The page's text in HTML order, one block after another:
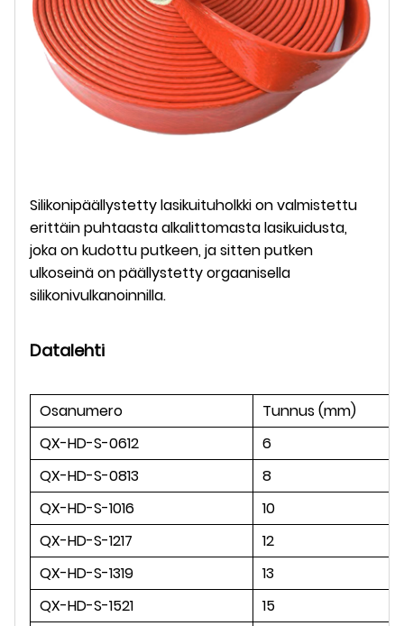
Silikonipäällystetty lasikuituholkki on valmistettu
erittäin puhtaasta alkalittomasta lasikuidusta,
joka on kudottu putkeen, ja sitten putken
ulkoseinä on päällystetty orgaanisella
silikonivulkanoinnilla.
Datalehti
Osanumero
Tunnus (mm)
QX-HD-S-0612
6
QX-HD-S-0813
8
QX-HD-S-1016
10
QX-HD-S-1217
12
QX-HD-S-1319
13
QX-HD-S-1521
15